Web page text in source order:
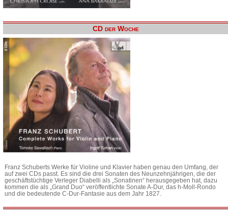
CD der Woche
Franz Schuberts Werke für Violine und Klavier haben genau den Umfang, der
auf zwei CDs passt. Es sind die drei Sonaten des Neunzehnjährigen, die der
geschäftstüchtige Verleger Diabelli als „Sonatinen“ herausgegeben hat, dazu
kommen die als „Grand Duo“ veröffentlichte Sonate A-Dur, das h-Moll-Rondo
und die bedeutende C-Dur-Fantasie aus dem Jahr 1827.